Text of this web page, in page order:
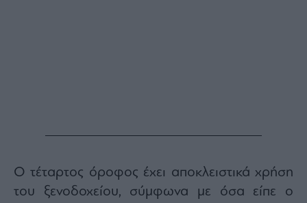
Ο τέταρτος όροφος έχει αποκλειστικά χρήση
του ξενοδοχείου, σύμφωνα με όσα είπε ο